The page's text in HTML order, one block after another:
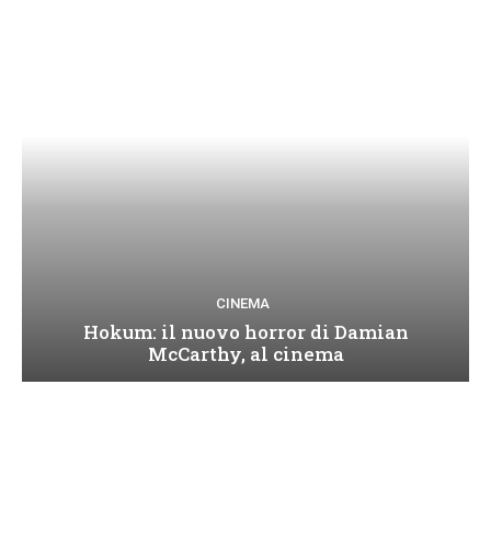
CINEMA
Hokum: il nuovo horror di Damian
McCarthy, al cinema